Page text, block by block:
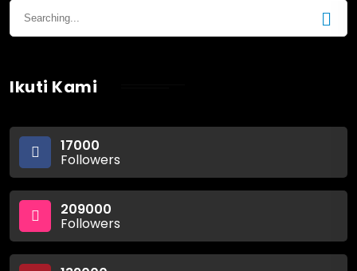
Ikuti Kami
17000
Followers
209000
Followers